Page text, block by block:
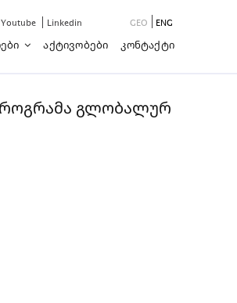
Youtube Linkedin GEO ENG
Აქტივობები Კონტაქტი
გლობალურ